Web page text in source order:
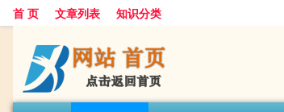
首 页 文章列表 知识分类